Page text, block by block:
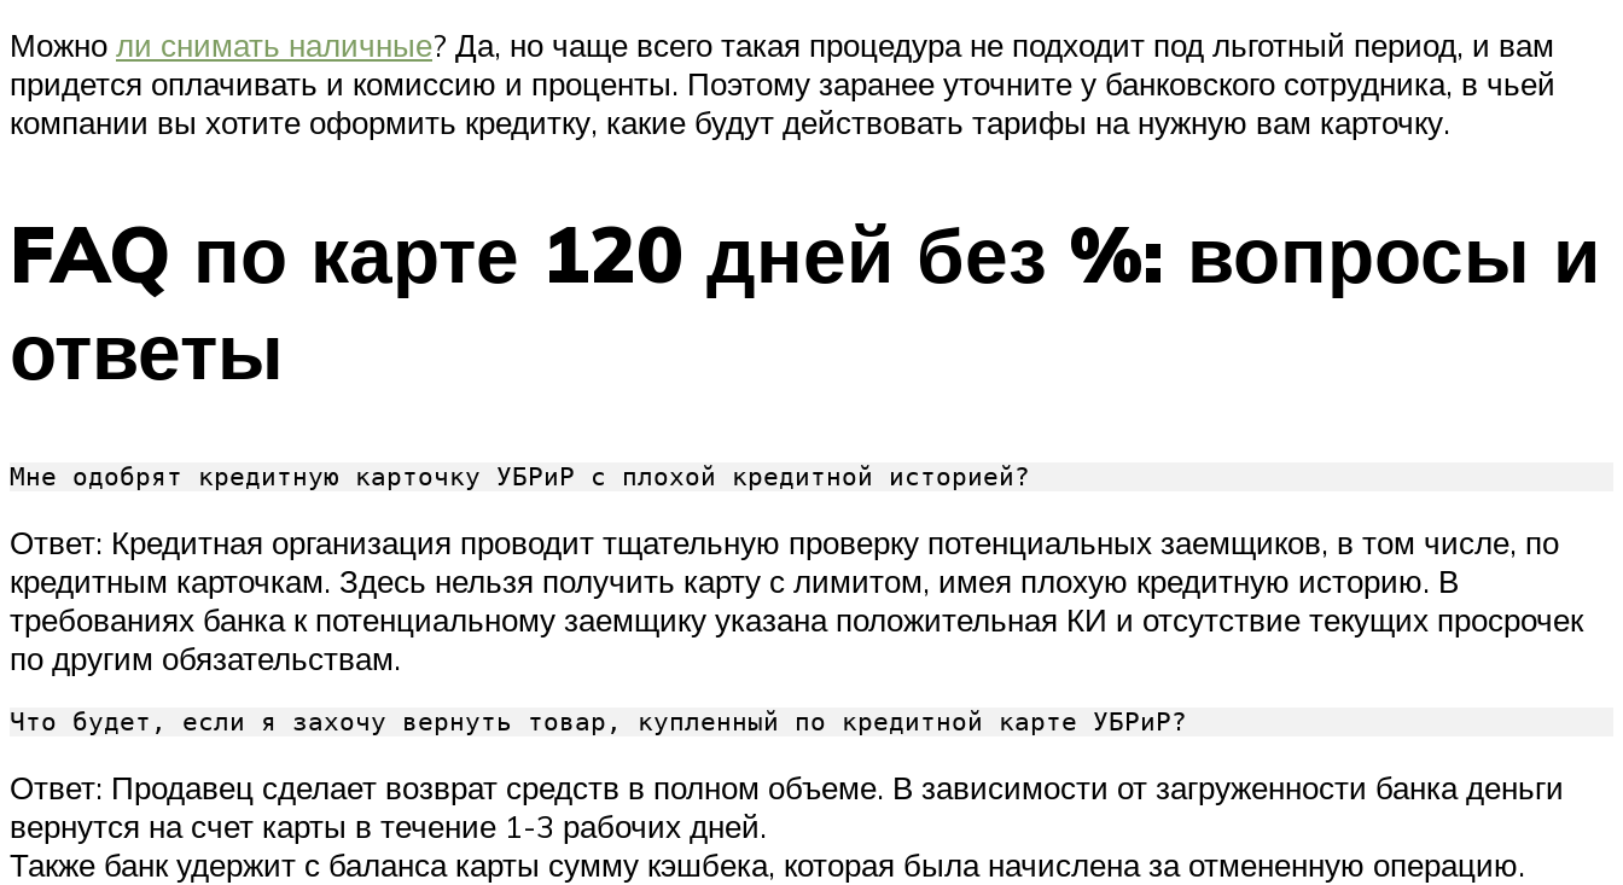
Можно ли снимать наличные? Да, но чаще всего такая процедура не подходит под льготный период, и вам
придется оплачивать и комиссию и проценты. Поэтому заранее уточните у банковского сотрудника, в чьей
компании вы хотите оформить кредитку, какие будут действовать тарифы на нужную вам карточку.
FAQ по карте 120 дней без %: вопросы и
ответы
Мне одобрят кредитную карточку УБРиР с плохой кредитной историей?
Ответ: Кредитная организация проводит тщательную проверку потенциальных заемщиков, в том числе, по
кредитным карточкам. Здесь нельзя получить карту с лимитом, имея плохую кредитную историю. В
требованиях банка к потенциальному заемщику указана положительная КИ и отсутствие текущих просрочек
по другим обязательствам.
Что будет, если я захочу вернуть товар, купленный по кредитной карте УБРиР?
Ответ: Продавец сделает возврат средств в полном объеме. В зависимости от загруженности банка деньги
вернутся на счет карты в течение 1-3 рабочих дней.
Также банк удержит с баланса карты сумму кэшбека, которая была начислена за отмененную операцию.